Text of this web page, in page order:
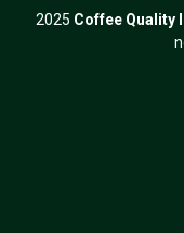
2025 Coffee Quality